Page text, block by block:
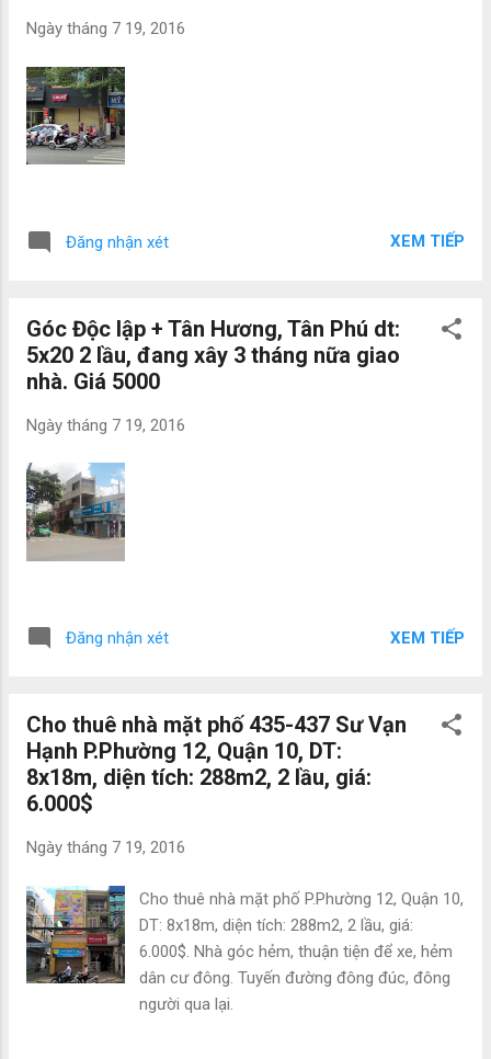
Ngày tháng 7 19, 2016
Đăng nhận xét XEM TIẾP
Góc Độc lập + Tân Hương, Tân Phú dt:
5x20 2 lầu, đang xây 3 tháng nữa giao
nhà. Giá 5000
Ngày tháng 7 19, 2016
Đăng nhận xét XEM TIẾP
Cho thuê nhà mặt phố 435-437 Sư Vạn
Hạnh P.Phường 12, Quận 10, DT:
8x18m, diện tích: 288m2, 2 lầu, giá:
6.000$
Ngày tháng 7 19, 2016
Cho thuê nhà mặt phố P.Phường 12, Quận 10,
DT: 8x18m, diện tích: 288m2, 2 lầu, giá:
6.000$. Nhà góc hẻm, thuận tiện để xe, hẻm
dân cư đông. Tuyến đường đông đúc, đông
người qua lại.